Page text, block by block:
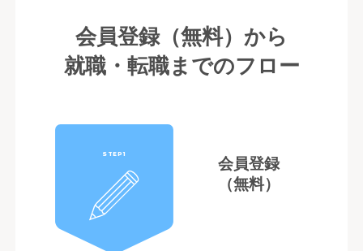
会員登録（無料）から
就職・転職までのフロー
STEP1
会員登録
（無料）